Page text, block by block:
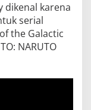
dikenal karena
serial
the Galactic
NARUTO